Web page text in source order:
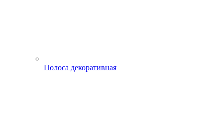
Полоса декоративная